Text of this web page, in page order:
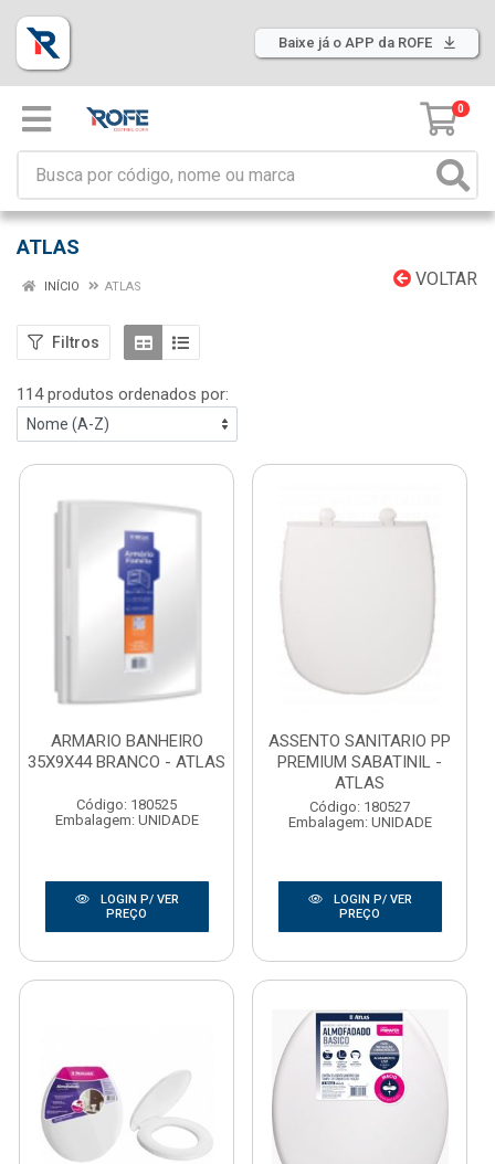
Baixe já o APP da ROFE
0
ATLAS
VOLTAR
INÍCIO ATLAS
Filtros
114 produtos ordenados por:
ARMARIO BANHEIRO
35X9X44 BRANCO - ATLAS
Código: 180525
Embalagem: UNIDADE
LOGIN P/ VER
PREÇO
ASSENTO SANITARIO PP
PREMIUM SABATINIL -
ATLAS
Código: 180527
Embalagem: UNIDADE
LOGIN P/ VER
PREÇO